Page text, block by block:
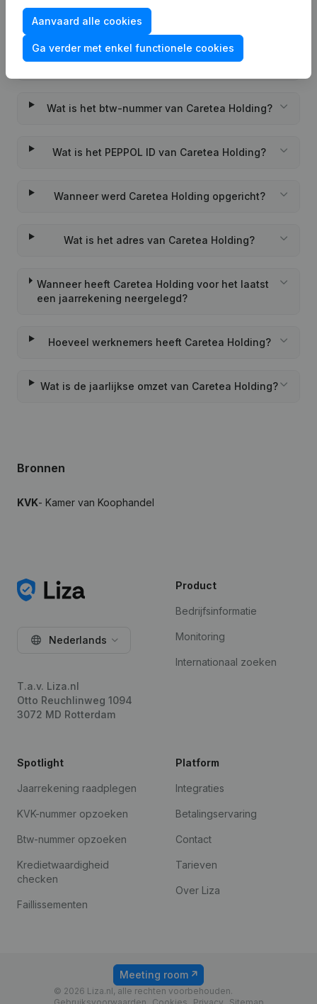
Veelgestelde vragen
Wat is het KVK-nummer van Caretea Holding?
Wat is het btw-nummer van Caretea Holding?
Wat is het PEPPOL ID van Caretea Holding?
Wanneer werd Caretea Holding opgericht?
Wat is het adres van Caretea Holding?
Wanneer heeft Caretea Holding voor het laatst
een jaarrekening neergelegd?
Hoeveel werknemers heeft Caretea Holding?
Wat is de jaarlijkse omzet van Caretea Holding?
Bronnen
KVK- Kamer van Koophandel
Aanvaard alle cookies
Ga verder met enkel functionele cookies
Nederlands
T.a.v. Liza.nl
Otto Reuchlinweg 1094
3072 MD Rotterdam
Product
Bedrijfsinformatie
Monitoring
Internationaal zoeken
Spotlight
Jaarrekening raadplegen
KVK-nummer opzoeken
Btw-nummer opzoeken
Kredietwaardigheid
checken
Faillissementen
Platform
Integraties
Betalingservaring
Contact
Tarieven
Over Liza
© 2026 Liza.nl, alle rechten voorbehouden.
Meeting room